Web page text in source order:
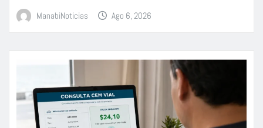
ManabiNoticias Ago 6, 2026